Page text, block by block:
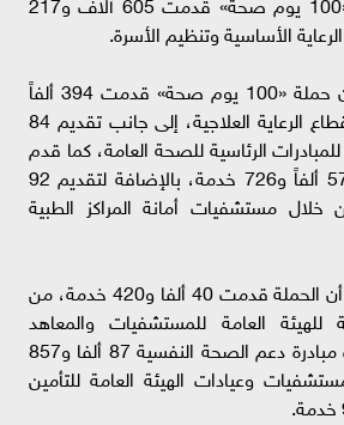
الأساسية وتنظيم الأسرة.
وأضاف «عبدالغفار» أن حملة «100 يوم صحة» قدمت 394 ألفاً
و58 خدمة من خلال قطاع الرعاية العلاجية، إلى جانب تقديم 84
للمبادرات الرئاسية للصحة العامة، كما قدم
قطاع الطب الوقائي 57 ألفاً و726 خدمة، بالإضافة لتقديم 92
من خلال مستشفيات أمانة المراكز الطبية
وأشار «عبدالغفار» إلى أن الحملة قدمت 40 ألفا و420 خدمة، من
للهيئة العامة للمستشفيات والمعاهد
التعليمية، فيما قدمت مبادرة دعم الصحة النفسية 87 ألفا و857
وعيادات الهيئة العامة للتأمين